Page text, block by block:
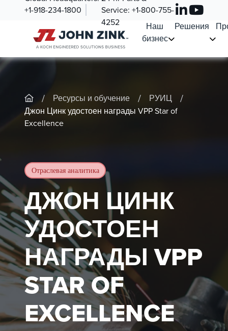
+1-918-234-1800
Service: +1-800-755-
4252
Наш
бизнес
Решения
/ Ресурсы и обучение / РУИЦ /
Джон Цинк удостоен награды VPP Star of
Excellence
Отраслевая аналитика
ДЖОН ЦИНК
УДОСТОЕН
НАГРАДЫ VPP
STAR OF
EXCELLENCE